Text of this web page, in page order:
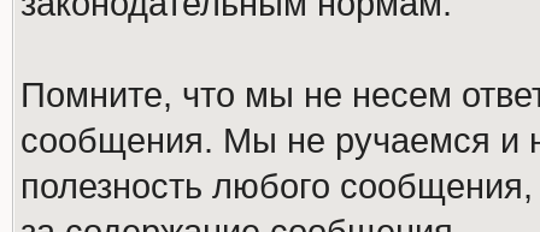
Помните, что мы не несем
сообщения. Мы не ручаемся и
полезность любого